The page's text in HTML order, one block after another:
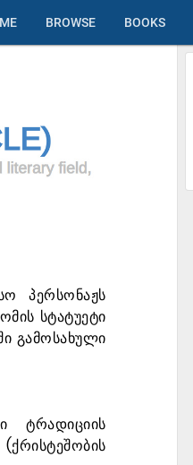
BROWSE BOOKS
პერსონაჟს
სტატუეტი
გამოსახული
ტრადიციის